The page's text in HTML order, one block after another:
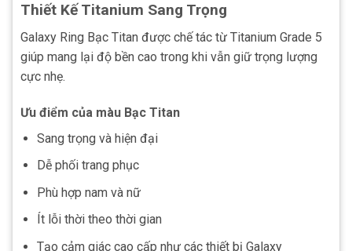
Thiết Kế Titanium Sang Trọng
Galaxy Ring Bạc Titan được chế tác từ Titanium Grade 5
giúp mang lại độ bền cao trong khi vẫn giữ trọng lượng
cực nhẹ.
Ưu điểm của màu Bạc Titan
Sang trọng và hiện đại
Dễ phối trang phục
Phù hợp nam và nữ
Ít lỗi thời theo thời gian
Tạo cảm giác cao cấp như các thiết bị Galaxy